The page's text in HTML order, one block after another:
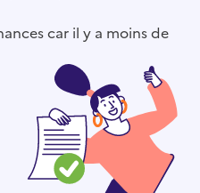
car il y a moins de